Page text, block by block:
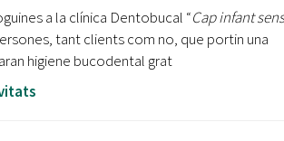
a la clínica Dentobucal “Cap infant
tant clients com no, que portin una
higiene bucodental grat